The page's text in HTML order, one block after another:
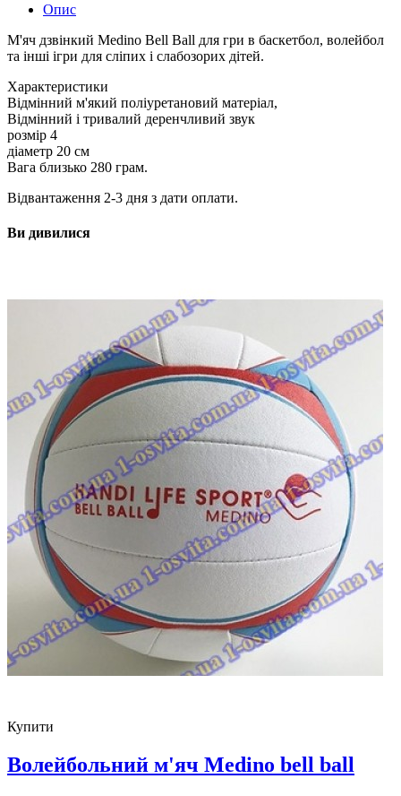
Опис
М'яч дзвінкий Medino Bell Ball для гри в баскетбол, волейбол
та інші ігри для сліпих і слабозорих дітей.
Характеристики
Відмінний м'який поліуретановий матеріал,
Відмінний і тривалий деренчливий звук
розмір 4
діаметр 20 см
Вага близько 280 грам.
Відвантаження 2-3 дня з дати оплати.
Ви дивилися
Купити
Волейбольний м'яч Medino bell ball